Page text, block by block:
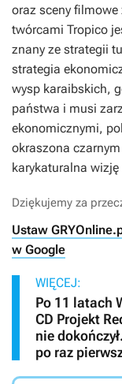
oraz sceny filmowe
twórcami Tropico
znany ze strategii
strategia
wysp karaibskich,
państwa i musi
ekonomicznymi,
okraszona
karykaturalna
Dziękujemy za
Ustaw
w Google
WIĘCEJ:
Po 11 latach
CD Projekt
nie
po raz